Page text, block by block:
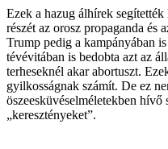
Ezek a hazug álhírek
részét az orosz propaganda és
Trump pedig a kampányában
tévévitában is bedobta azt az
terheseknél akar abortuszt.
gyilkosságnak számít. De ez
öszeesküvéselméletekben
„keresztényeket”.